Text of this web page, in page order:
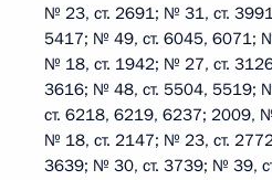
№ 23, ст. 2691; № 31, ст.
5417; № 49, ст. 6045, 6071;
№ 18, ст. 1942; № 27, ст.
3616; № 48, ст. 5504, 5519;
ст. 6218, 6219, 6237; 2009,
№ 18, ст. 2147; № 23, ст.
3639; № 30, ст. 3739; № 39,